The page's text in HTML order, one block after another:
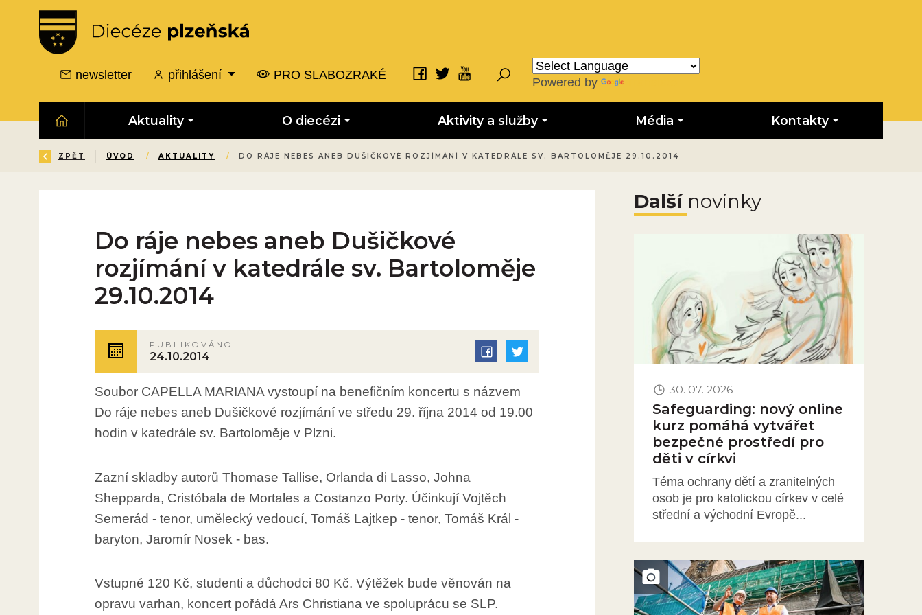
newsletter přihlášení PRO SLABOZRAKÉ
Powered by
Aktuality O diecézi Aktivity a služby Média Kontakty
ZPĚT ÚVOD / AKTUALITY / DO RÁJE NEBES ANEB DUŠIČKOVÉ ROZJÍMÁNÍ V KATEDRÁLE SV. BARTOLOMĚJE 29.10.2014
Do ráje nebes aneb Dušičkové
rozjímání v katedrále sv. Bartoloměje
29.10.2014
PUBLIKOVÁNO
24.10.2014
Soubor CAPELLA MARIANA vystoupí na benefičním koncertu s názvem
Do ráje nebes aneb Dušičkové rozjímání ve středu 29. října 2014 od 19.00
hodin v katedrále sv. Bartoloměje v Plzni.
Zazní skladby autorů Thomase Tallise, Orlanda di Lasso, Johna
Shepparda, Cristóbala de Mortales a Costanzo Porty. Účinkují Vojtěch
Semerád - tenor, umělecký vedoucí, Tomáš Lajtkep - tenor, Tomáš Král -
baryton, Jaromír Nosek - bas.
Vstupné 120 Kč, studenti a důchodci 80 Kč. Výtěžek bude věnován na
opravu varhan, koncert pořádá Ars Christiana ve spoluprácu se SLP.
Další novinky
30. 07. 2026
Safeguarding: nový online
kurz pomáhá vytvářet
bezpečné prostředí pro
děti v církvi
Téma ochrany dětí a zranitelných
osob je pro katolickou církev v celé
střední a východní Evropě...
Obrázek novinky